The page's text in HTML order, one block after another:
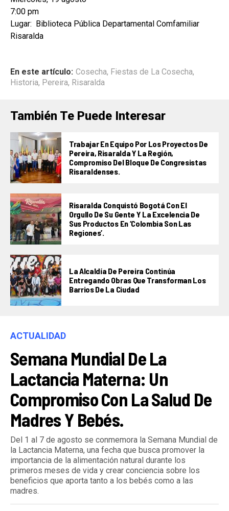
7:00 pm
Lugar: Biblioteca Pública Departamental Comfamiliar
Risaralda
En este artículo: Cosecha, Fiestas de La Cosecha,
Historia, Pereira, Risaralda
También Te Puede Interesar
Trabajar En Equipo Por Los Proyectos De
Pereira, Risaralda Y La Región,
Compromiso Del Bloque De Congresistas
Risaraldenses.
Risaralda Conquistó Bogotá Con El
Orgullo De Su Gente Y La Excelencia De
Sus Productos En ‘Colombia Son Las
Regiones’.
La Alcaldía De Pereira Continúa
Entregando Obras Que Transforman Los
Barrios De La Ciudad
ACTUALIDAD
Semana Mundial De La
Lactancia Materna: Un
Compromiso Con La Salud De
Madres Y Bebés.
Del 1 al 7 de agosto se conmemora la Semana Mundial de
la Lactancia Materna, una fecha que busca promover la
importancia de la alimentación natural durante los
primeros meses de vida y crear conciencia sobre los
beneficios que aporta tanto a los bebés como a las
madres.